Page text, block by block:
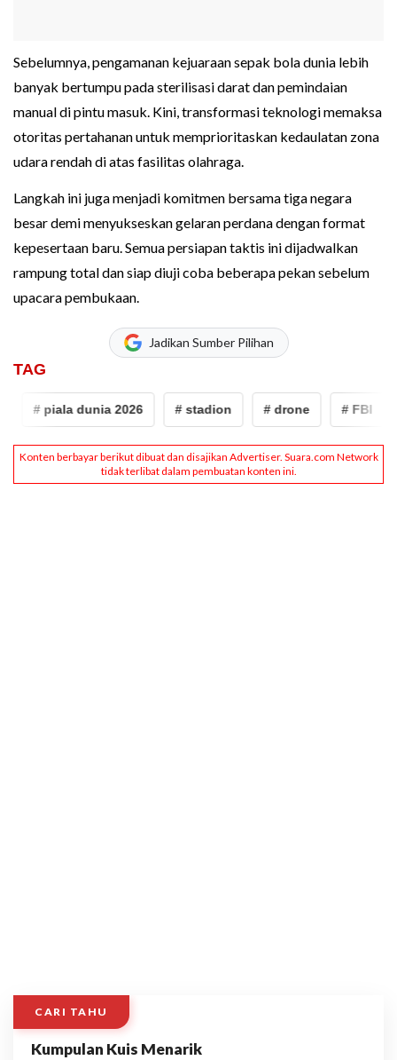
Sebelumnya, pengamanan kejuaraan sepak bola dunia lebih
banyak bertumpu pada sterilisasi darat dan pemindaian
manual di pintu masuk. Kini, transformasi teknologi memaksa
otoritas pertahanan untuk memprioritaskan kedaulatan zona
udara rendah di atas fasilitas olahraga.
Langkah ini juga menjadi komitmen bersama tiga negara
besar demi menyukseskan gelaran perdana dengan format
kepesertaan baru. Semua persiapan taktis ini dijadwalkan
rampung total dan siap diuji coba beberapa pekan sebelum
upacara pembukaan.
Jadikan Sumber Pilihan
TAG
# piala dunia 2026 # stadion # drone # FBI
CARI TAHU
Kumpulan Kuis Menarik